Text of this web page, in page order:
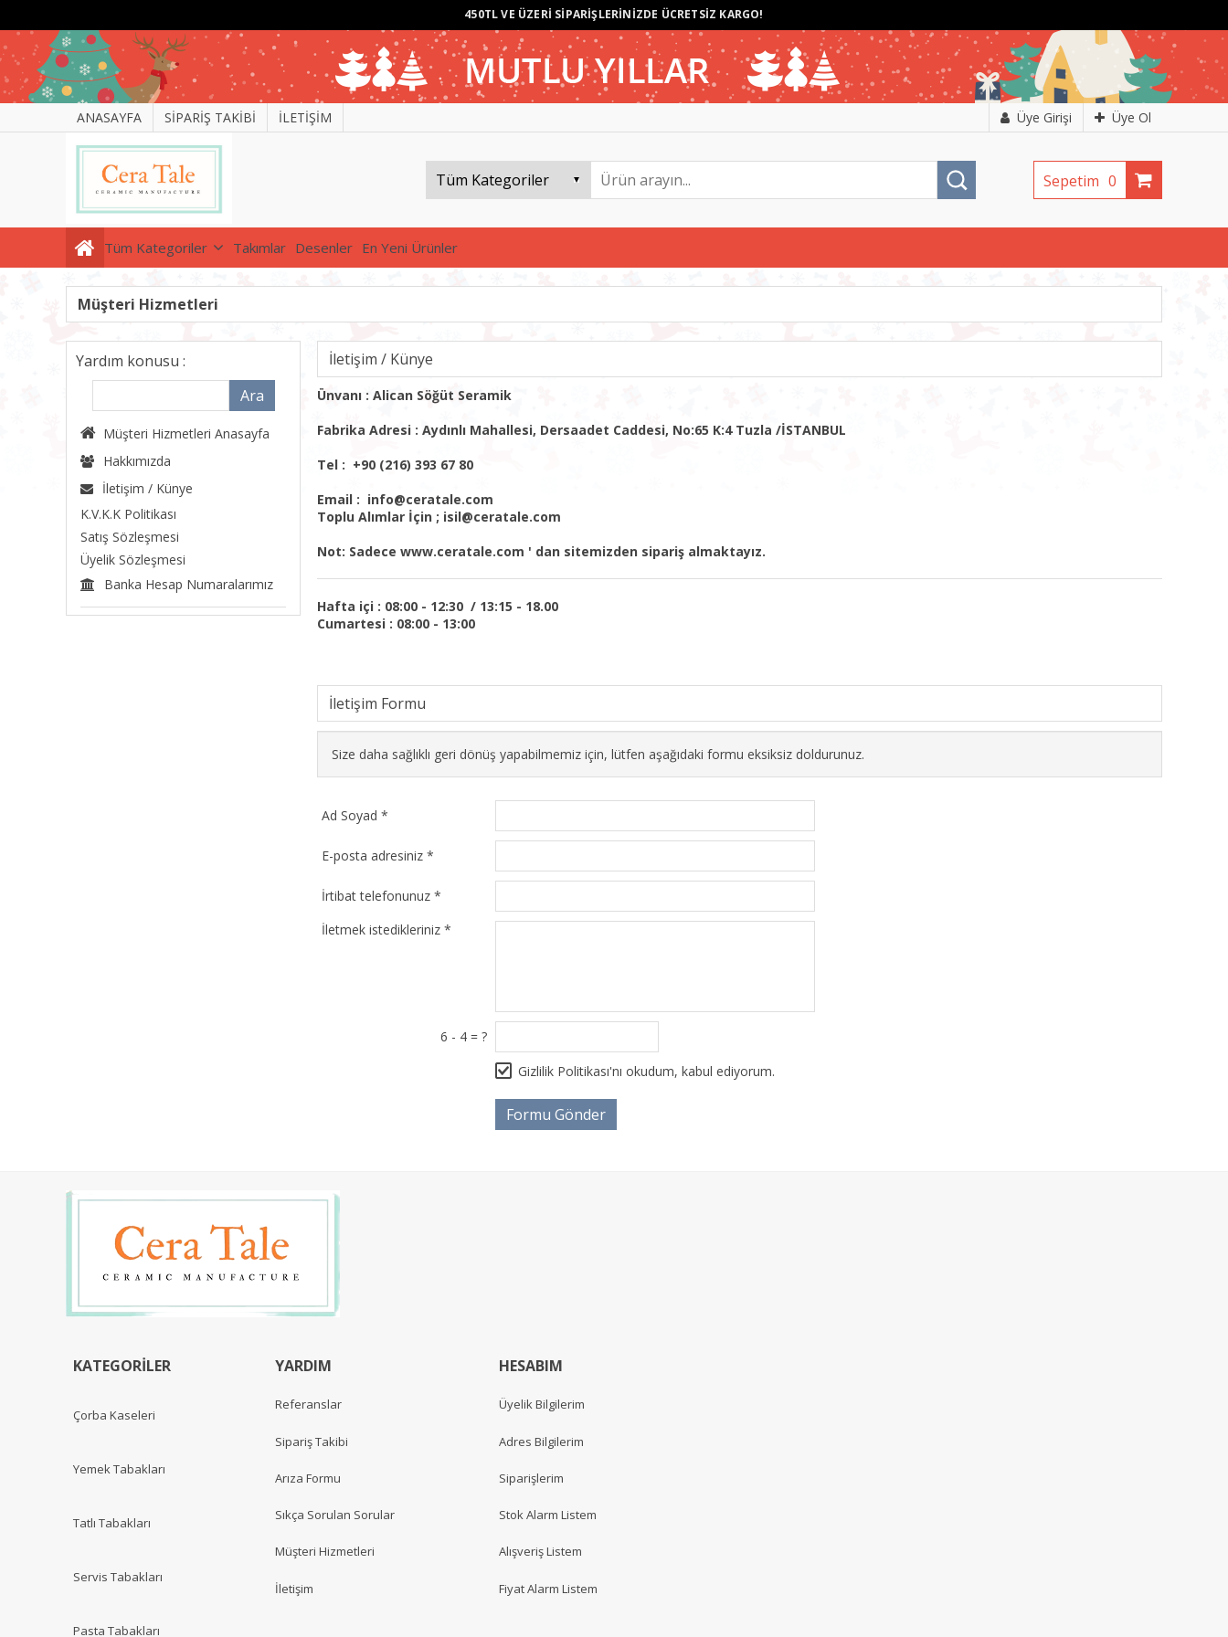
450TL VE ÜZERİ SİPARİŞLERİNİZDE ÜCRETSİZ KARGO!
ANASAYFA SİPARİŞ TAKİBİ İLETİŞİM Üye Girişi Üye Ol
Sepetim 0
Tüm Kategoriler Takımlar Desenler En Yeni Ürünler
Müşteri Hizmetleri
Yardım konusu :
Müşteri Hizmetleri Anasayfa
Hakkımızda
İletişim / Künye
K.V.K.K Politikası
Satış Sözleşmesi
Üyelik Sözleşmesi
Banka Hesap Numaralarımız
İletişim / Künye
Ünvanı : Alican Söğüt Seramik
Fabrika Adresi : Aydınlı Mahallesi, Dersaadet Caddesi, No:65 K:4 Tuzla /İSTANBUL
Tel : +90 (216) 393 67 80
Email : info@ceratale.com
Toplu Alımlar İçin ; isil@ceratale.com
Not: Sadece www.ceratale.com ' dan sitemizden sipariş almaktayız.
Hafta içi : 08:00 - 12:30 / 13:15 - 18.00
Cumartesi : 08:00 - 13:00
İletişim Formu
Size daha sağlıklı geri dönüş yapabilmemiz için, lütfen aşağıdaki formu eksiksiz doldurunuz.
Ad Soyad *
E-posta adresiniz *
İrtibat telefonunuz *
İletmek istedikleriniz *
6 - 4 = ?
Gizlilik Politikası'nı okudum, kabul ediyorum.
KATEGORİLER
Çorba Kaseleri
Yemek Tabakları
Tatlı Tabakları
Servis Tabakları
Pasta Tabakları
YARDIM
Referanslar
Sipariş Takibi
Arıza Formu
Sıkça Sorulan Sorular
Müşteri Hizmetleri
İletişim
HESABIM
Üyelik Bilgilerim
Adres Bilgilerim
Siparişlerim
Stok Alarm Listem
Alışveriş Listem
Fiyat Alarm Listem